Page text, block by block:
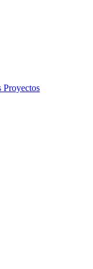
Proyectos